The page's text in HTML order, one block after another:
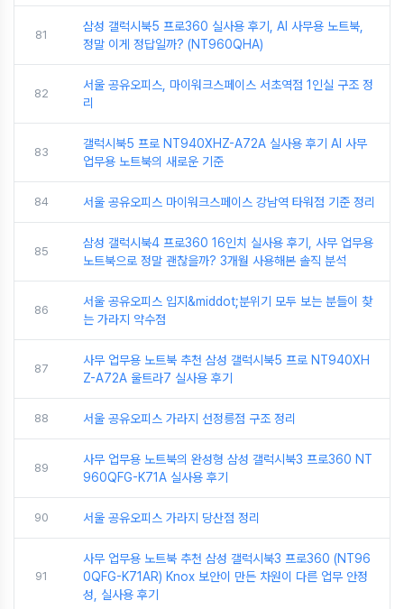
81
삼성 갤럭시북5 프로360 실사용 후기, AI 사무용 노트북,
정말 이게 정답일까? (NT960QHA)
82
서울 공유오피스, 마이워크스페이스 서초역점 1인실 구조 정
리
83
갤럭시북5 프로 NT940XHZ-A72A 실사용 후기 AI 사무
업무용 노트북의 새로운 기준
84 서울 공유오피스 마이워크스페이스 강남역 타워점 기준 정리
85
삼성 갤럭시북4 프로360 16인치 실사용 후기, 사무 업무용
노트북으로 정말 괜찮을까? 3개월 사용해본 솔직 분석
86
서울 공유오피스 입지&middot;분위기 모두 보는 분들이 찾
는 가라지 약수점
87
사무 업무용 노트북 추천 삼성 갤럭시북5 프로 NT940XH
Z-A72A 울트라7 실사용 후기
88 서울 공유오피스 가라지 선정릉점 구조 정리
89
사무 업무용 노트북의 완성형 삼성 갤럭시북3 프로360 NT
960QFG-K71A 실사용 후기
90 서울 공유오피스 가라지 당산점 정리
91
사무 업무용 노트북 추천 삼성 갤럭시북3 프로360 (NT96
0QFG-K71AR) Knox 보안이 만든 차원이 다른 업무 안정
성, 실사용 후기